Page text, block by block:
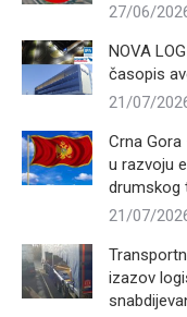
27/06/
NOVA
časopis
21/07/
Crna
u razvoju
drumskog
21/07/
izazov